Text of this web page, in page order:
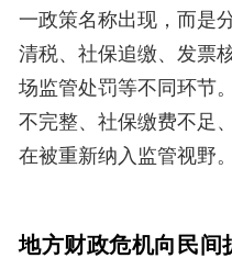
一政策名称出现，而是
清税、社保追缴、发票
场监管处罚等不同环节
不完整、社保缴费不足
在被重新纳入监管视野。
地方财政危机向民间